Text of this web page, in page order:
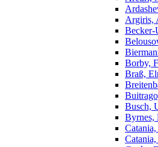
Argiris,
Becker-
Borby,
Braß,
Busch,
Byrnes,